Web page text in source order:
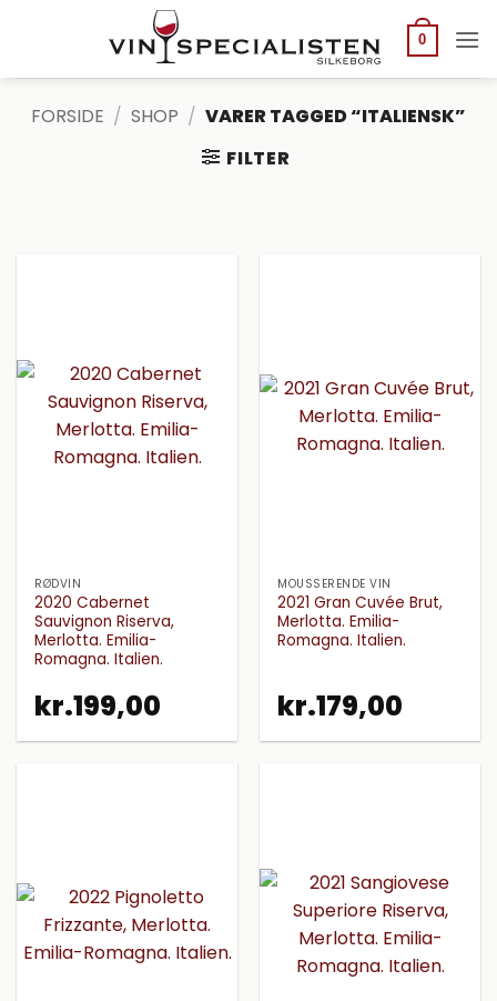
0
FORSIDE / SHOP / VARER TAGGED “ITALIENSK”
FILTER
RØDVIN
2020 Cabernet
Sauvignon Riserva,
Merlotta. Emilia-
Romagna. Italien.
kr.199,00
MOUSSERENDE VIN
2021 Gran Cuvée Brut,
Merlotta. Emilia-
Romagna. Italien.
kr.179,00